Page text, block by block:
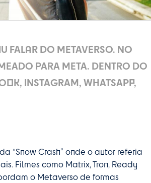
FALAR DO METAVERSO. NO
PARA META. DENTRO DO
INSTAGRAM, WHATSAPP,
“Snow Crash” onde o autor referia
Filmes como Matrix, Tron, Ready
o Metaverso de formas